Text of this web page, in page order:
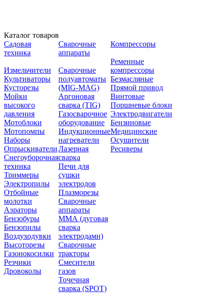
Каталог товаров
Садовая
техника
Измельчители
Культиваторы
Кусторезы
Мойки
высокого
давления
Мотоблоки
Мотопомпы
Наборы
Опрыскиватели
Снегоуборочная
техника
Триммеры
Электропилы
Отбойные
молотки
Аэраторы
Бензобуры
Бензопилы
Воздуходувки
Высоторезы
Газонокосилки
Резчики
Дровоколы
Сварочные
аппараты
Сварочные
полуавтоматы
(MIG-MAG)
Аргоновая
сварка (TIG)
Газосварочное
оборудование
Индукционные
нагреватели
Лазерная
сварка
Печи для
сушки
электродов
Плазморезы
Сварочные
аппараты
ММА (дуговая
сварка
электродами)
Сварочные
тракторы
Смесители
газов
Точечная
сварка (SPOT)
Компрессоры
Ременные
компрессоры
Безмасляные
Прямой привод
Винтовые
Поршневые блоки
Электродвигатели
Бензиновые
Медицинские
Осушители
Ресиверы